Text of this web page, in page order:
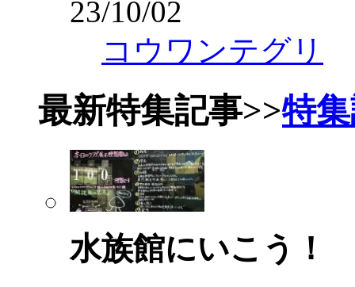
23/10/02
コウワンテグリ
最新特集記事>>特
水族館にいこう！